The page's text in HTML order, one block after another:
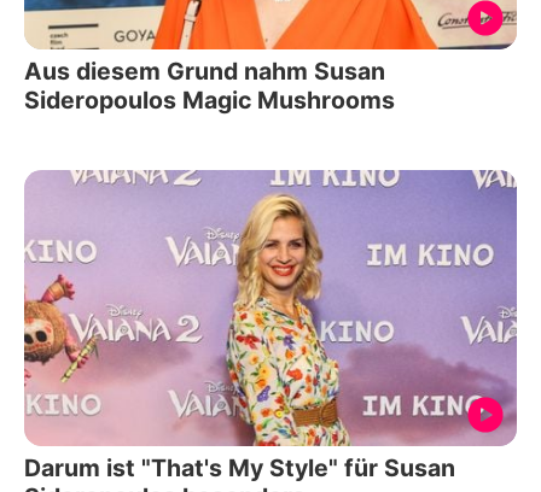
Aus diesem Grund nahm Susan
Sideropoulos Magic Mushrooms
Darum ist "That's My Style" für Susan